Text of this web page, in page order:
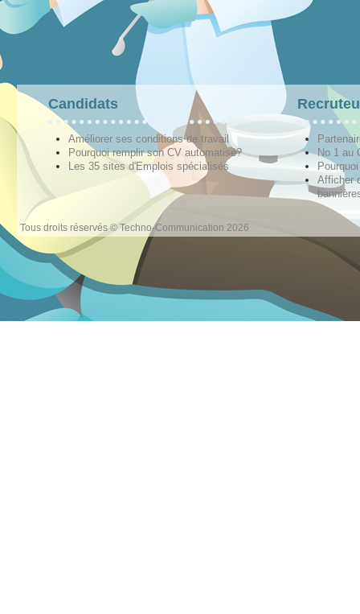
Candidats
Améliorer ses conditions de travail
Pourquoi remplir son CV automatisé?
Les 35 sites d'Emplois spécialisés
No 1 au
Afficher
Tous droits réservés © Techno-Communication 2026